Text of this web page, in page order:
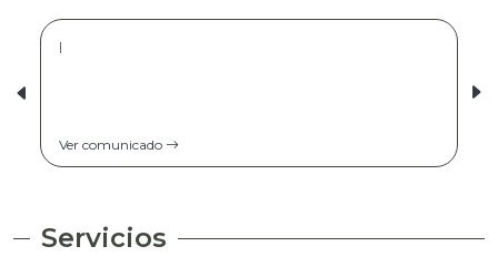
|
Ver comunicado
Servicios